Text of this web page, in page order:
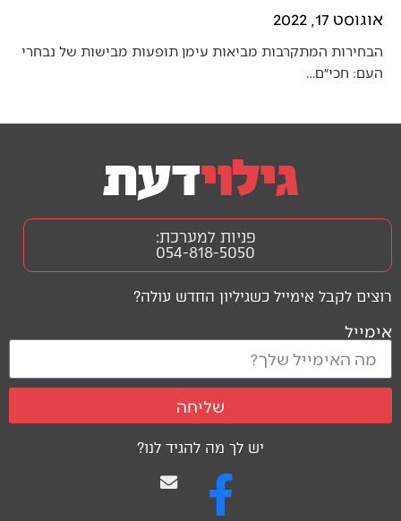
אוגוסט 17, 2022
הבחירות המתקרבות מביאות עימן תופעות מבישות של נבחרי
העם: חכי״ם…
יש לך מה להגיד לנו?
רוצים לקבל אימייל כשגיליון החדש עולה?
אימייל
שליחה
פניות למערכת:
054-818-5050